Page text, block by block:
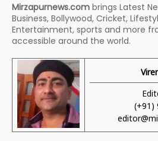
Mirzapurnews.com brings Latest
Business, Bollywood, Cricket,
Entertainment, sports and more
accessible around the world.
(+91)